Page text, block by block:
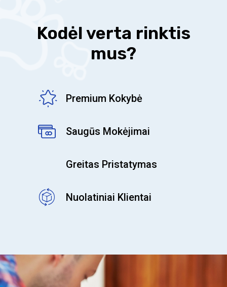
Kodėl verta rinktis
mus?
Premium Kokybė
Saugūs Mokėjimai
Greitas Pristatymas
Nuolatiniai Klientai